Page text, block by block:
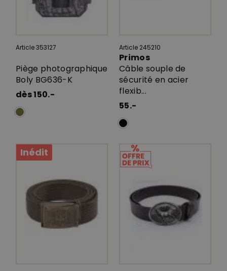
Article 353127
Piège photographique
Boly BG636-K
dès 150.-
Article 245210
Primos
Câble souple de
sécurité en acier
flexib...
55.-
Inédit